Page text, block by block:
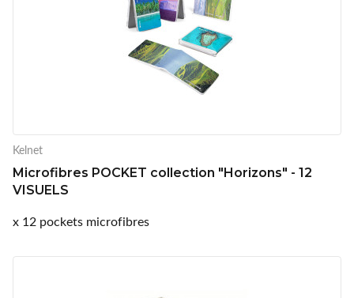
Kelnet
Microfibres POCKET collection "Horizons" - 12
VISUELS
x 12 pockets microfibres